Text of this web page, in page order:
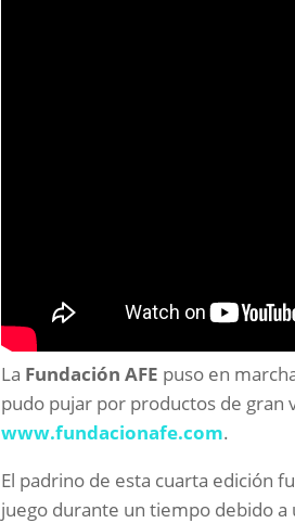
La Fundación AFE puso en
pudo pujar por productos de gran
www.fundacionafe.com.
El padrino de esta cuarta edición
juego durante un tiempo debido